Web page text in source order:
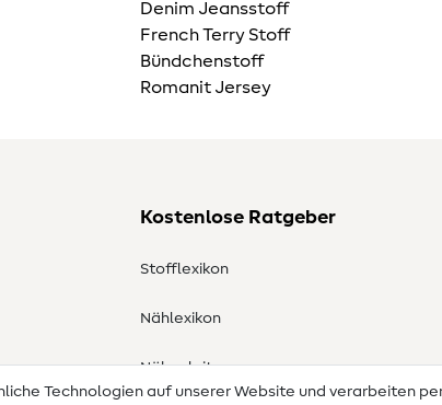
Denim Jeansstoff
French Terry Stoff
Bündchenstoff
Romanit Jersey
Kostenlose Ratgeber
Stofflexikon
Nählexikon
Nähanleitungen
Technologien auf unserer Website und verarbeiten